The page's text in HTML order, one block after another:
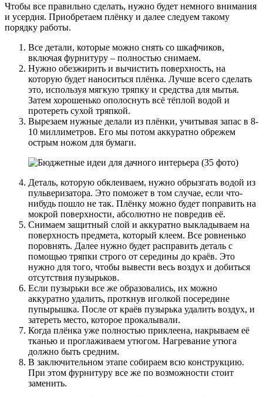
Чтобы все правильно сделать, нужно будет немного внимания
и усердия. Приобретаем плёнку и далее следуем такому
порядку работы.
Все детали, которые можно снять со шкафчиков,
включая фурнитуру – полностью снимаем.
Нужно обезжирить и вычистить поверхность, на
которую будет наноситься плёнка. Лучше всего сделать
это, используя мягкую тряпку и средства для мытья.
Затем хорошенько ополоснуть всё тёплой водой и
протереть сухой тряпкой.
Вырезаем нужные делали из плёнки, учитывая запас в 8-
10 миллиметров. Его мы потом аккуратно обрежем
острым ножом для бумаги.
Деталь, которую обклеиваем, нужно обрызгать водой из
пульверизатора. Это поможет в том случае, если что-
нибудь пошло не так. Плёнку можно будет поправить на
мокрой поверхности, абсолютно не повредив её.
Снимаем защитный слой и аккуратно выкладываем на
поверхность предмета, который клеем. Все ровненько
поровнять. Далее нужно будет расправить деталь с
помощью тряпки строго от середины до краёв. Это
нужно для того, чтобы вывести весь воздух и добиться
отсутствия пузырьков.
Если пузырьки все же образовались, их можно
аккуратно удалить, проткнув иголкой посередине
пупырышка. После от краёв пузырька удалить воздух, и
затереть место, которое прокалывали.
Когда плёнка уже полностью приклеена, накрываем её
тканью и проглаживаем утюгом. Нагревание утюга
должно быть средним.
В заключительном этапе собираем всю конструкцию.
При этом фурнитуру все же по возможности стоит
заменить.